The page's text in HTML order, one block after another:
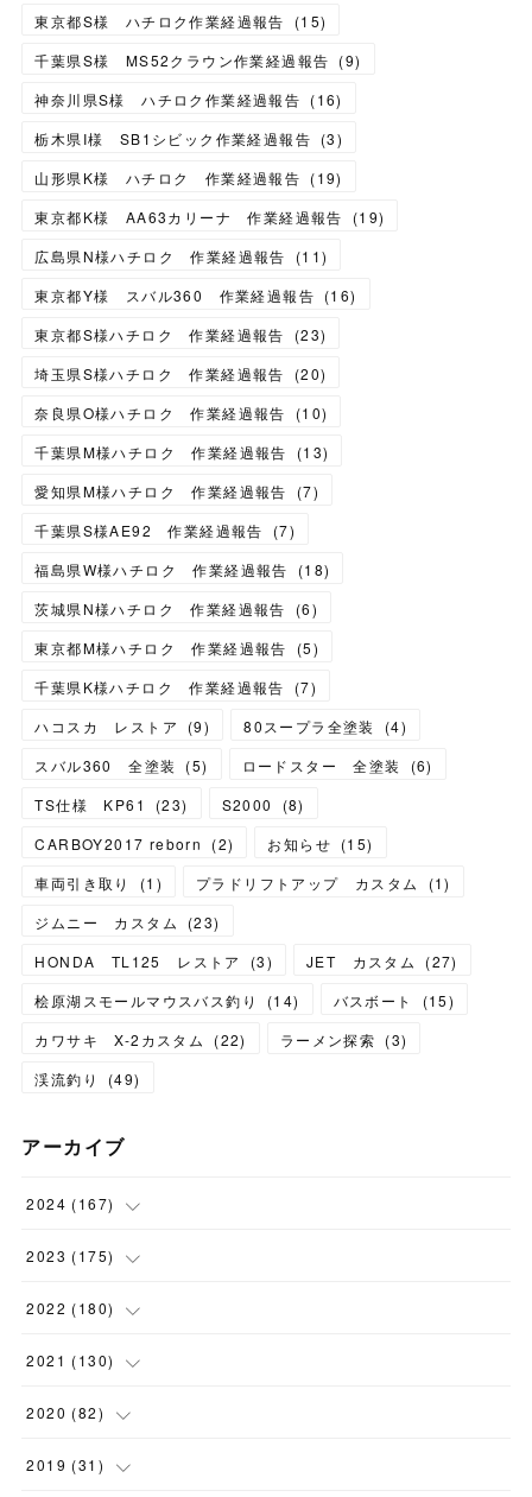
東京都S様 ハチロク作業経過報告
(15)
千葉県S様 MS52クラウン作業経過報告 (9)
神奈川県S様 ハチロク作業経過報告 (16)
栃木県I様 SB1シビック作業経過報告 (3)
山形県K様 ハチロク 作業経過報告 (19)
東京都K様 AA63カリーナ 作業経過報告
(19)
広島県N様ハチロク 作業経過報告
(11)
東京都Y様 スバル360 作業経過報告 (16)
東京都S様ハチロク 作業経過報告
(23)
埼玉県S様ハチロク 作業経過報告
(20)
奈良県O様ハチロク 作業経過報告
(10)
千葉県M様ハチロク 作業経過報告
(13)
愛知県M様ハチロク 作業経過報告
(7)
千葉県S様AE92 作業経過報告
(7)
福島県W様ハチロク 作業経過報告
(18)
茨城県N様ハチロク 作業経過報告
(6)
東京都M様ハチロク 作業経過報告
(5)
千葉県K様ハチロク 作業経過報告
(7)
ハコスカ レストア
(9) 80スープラ全塗装 (4)
スバル360 全塗装
(5) ロードスター 全塗装 (6)
TS仕様 KP61
(23) S2000 (8)
CARBOY2017 reborn
(2) お知らせ (15)
車両引き取り
(1 ) プラドリフトアップ カスタム (1)
ジムニー カスタム
(23)
HONDA TL125 レストア
(3) JET カスタム (27)
桧原湖スモールマウスバス釣り
(14) バスボート (15)
カワサキ X-2カスタム
(22) ラーメン探索 (3)
渓流釣り
(49)
アーカイブ
2024 (167)
(11)
(24)
(23)
( 23
2023 (175)
(12)
(18)
(16
( 15
2022 (180)
(17)
(15
(23
2021 (130)
(10
(4 )
2020 (82)
(21
2019 (31 )